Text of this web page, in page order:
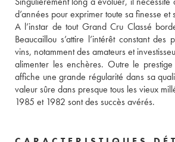
d’années pour exprimer toute sa finesse et
A l’instar de tout Grand Cru Classé
Beaucaillou s’attire l’intérêt constant des
vins, notamment des amateurs et
alimenter les enchères. Outre le
affiche une grande régularité dans sa
valeur sûre dans presque tous les vieux
1985 et 1982 sont des succès avérés.